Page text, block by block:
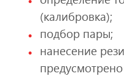
(калибровка);
подбор пары;
нанесение